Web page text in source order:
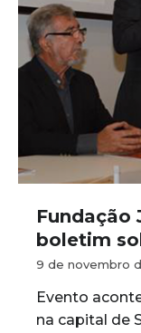
Fundação
boletim
9 de novembro
Evento
na capital de